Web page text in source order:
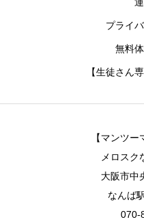
プライ
無料
【生徒さん
【マンツー
メロスク
大阪市中
なんば
070-